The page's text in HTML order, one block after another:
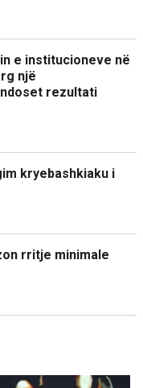
e institucioneve në
një
rezultati
kryebashkiaku i
rritje minimale